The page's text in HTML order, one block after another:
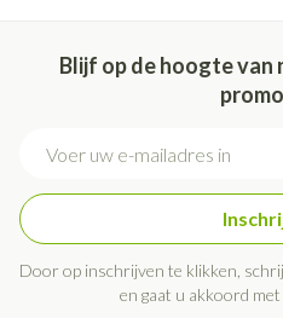
Blijf op de hoogte van
Door op inschrijven te klikken,
en gaat u akkoord met